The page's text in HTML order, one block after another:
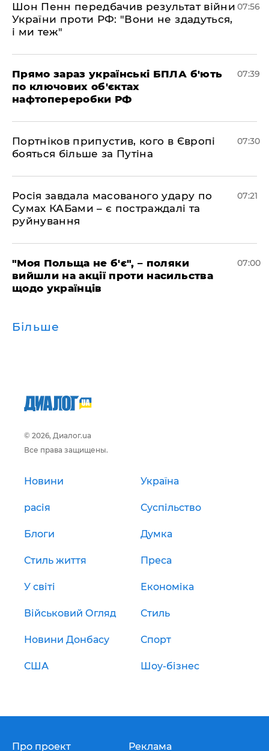
Шон Пенн передбачив результат війни
України проти РФ: "Вони не здадуться,
і ми теж"
07:56
Прямо зараз українські БПЛА б'ють
по ключових об'єктах
нафтопереробки РФ
07:39
Портніков припустив, кого в Європі
бояться більше за Путіна
07:30
Росія завдала масованого удару по
Сумах КАБами – є постраждалі та
руйнування
07:21
"Моя Польща не б'є", – поляки
вийшли на акції проти насильства
щодо українців
07:00
Більше
© 2026, Диалог.ua
Все права защищены.
Новини Україна
расія Суспільство
Блоги Думка
Стиль життя Преса
У світі Економіка
Військовий Огляд Стиль
Новини Донбасу Спорт
США Шоу-бізнес
Про проект Реклама